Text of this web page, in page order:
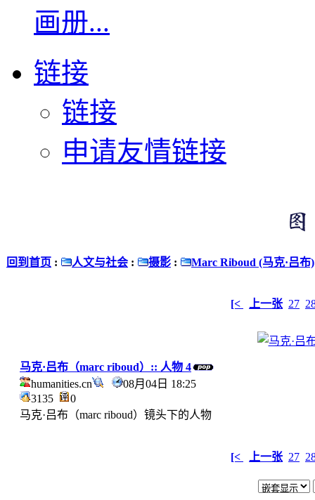
画册...
链接
链接
申请友情链接
回到首页 : 人文与社会 : 摄影 : Marc Riboud (马克·吕布)
[< 上一张 27
马克·吕布（marc riboud）:: 人物 4
humanities.cn
08月04日 18:25
3135
0
马克·吕布（marc riboud）镜头下的人物
[< 上一张 27